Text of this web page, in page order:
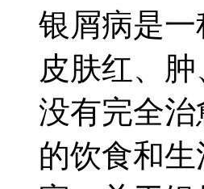
银屑病是
皮肤红、
没有完全
的饮食和